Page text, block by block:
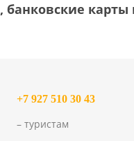
карты
+7 927 510 30 43
– туристам